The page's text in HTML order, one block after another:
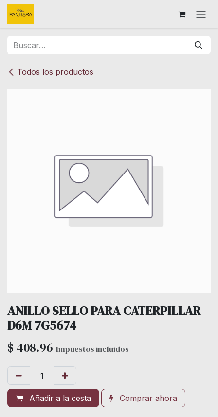
Ir al contenido
Todos los productos
ANILLO SELLO PARA CATERPILLAR
D6M 7G5674
$ 408.96 Impuestos incluidos
Añadir a la cesta Comprar ahora